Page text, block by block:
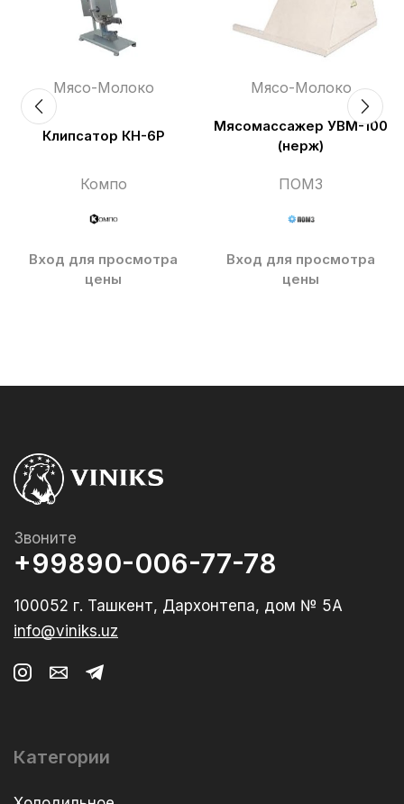
Мясо-Молоко
Клипсатор КН-6Р
Компо
Вход для просмотра
цены
Мясо-Молоко
Мясомассажер УВМ-100
(нерж)
ПОМЗ
Вход для просмотра
цены
Звоните
+99890-006-77-78
100052 г. Ташкент, Дархонтепа, дом № 5А
info@viniks.uz
Категории